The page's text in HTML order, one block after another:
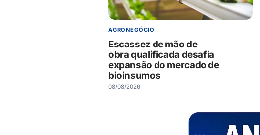
AGRONEGÓCIO
Escassez de mão de
obra qualificada desafia
expansão do mercado de
bioinsumos
08/08/2026